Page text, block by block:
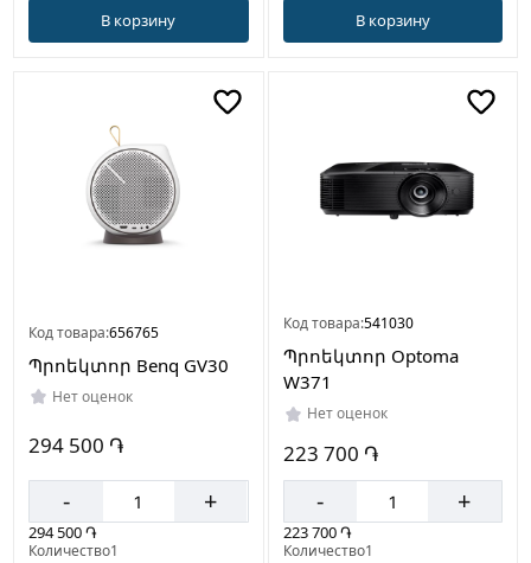
В корзину В корзину
Код товара:656765
Պրոեկտոր Benq GV30
Нет оценок
294 500 ֏
- +
294 500 ֏
Количество1
Код товара:541030
Պրոեկտոր Optoma
W371
Нет оценок
223 700 ֏
- +
223 700 ֏
Количество1